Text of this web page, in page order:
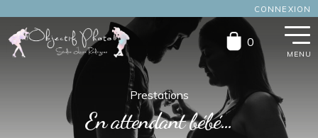
à
au
0
CONNEXION
Prestations
En attendant bébé…